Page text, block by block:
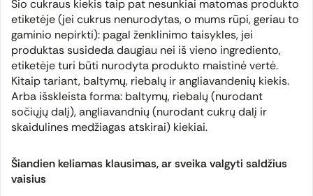
Šio cukraus kiekis taip pat nesunkiai matomas produkto
etiketėje (jei cukrus nenurodytas, o mums rūpi, geriau to
gaminio nepirkti): pagal ženklinimo taisykles, jei
produktas susideda daugiau nei iš vieno ingrediento,
etiketėje turi būti nurodyta produkto maistinė vertė.
Kitaip tariant, baltymų, riebalų ir angliavandenių kiekis.
Arba išskleista forma: baltymų, riebalų (nurodant
sočiųjų dalį), angliavandnių (nurodant cukrų dalį ir
skaidulines medžiagas atskirai) kiekiai.
Šiandien keliamas klausimas, ar sveika valgyti saldžius
vaisius